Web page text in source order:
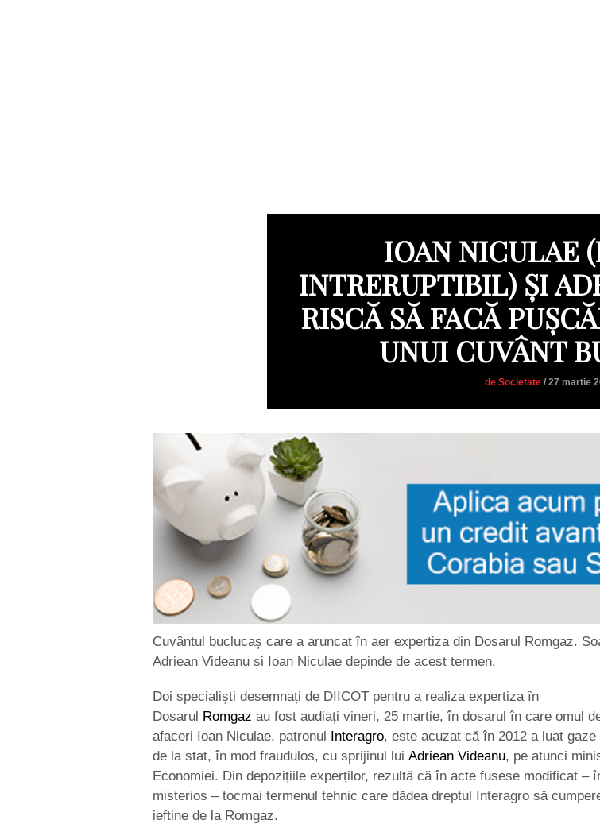
IOAN NICULAE
INTRERUPTIBIL) ȘI
RISCĂ SĂ FACĂ
UNUI CUVÂNT
de Societate/ 27 martie
Cuvântul buclucaș care a aruncat în aer expertiza din Dosarul Romgaz.
Adriean Videanu și Ioan Niculae depinde de acest termen.
Doi specialiști desemnați de DIICOT pentru a realiza expertiza în
Dosarul Romgaz au fost audiați vineri, 25 martie, în dosarul în care omul
afaceri Ioan Niculae, patronul Interagro, este acuzat că în 2012 a luat gaze
de la stat, în mod fraudulos, cu sprijinul lui Adriean Videanu, pe atunci
Economiei. Din depozițiile experților, rezultă că în acte fusese modificat –
misterios – tocmai termenul tehnic care dădea dreptul Interagro să
ieftine de la Romgaz.